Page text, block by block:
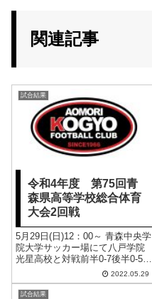
関連記事
試合結果
令和4年度 第75回青
森県高等学校総合体育
大会2回戦
5月29日(日)12：00～ 青森中央学
院大学サッカー場にて八戸学院
光星高校と対戦前半0-7後半0-5合
2022.05.29
試合結果